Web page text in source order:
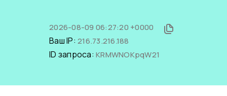
2026-08-09 06:27:20 +0000
Ваш IP: 216.73.216.188
ID запроса: KRMWNOKpqW21